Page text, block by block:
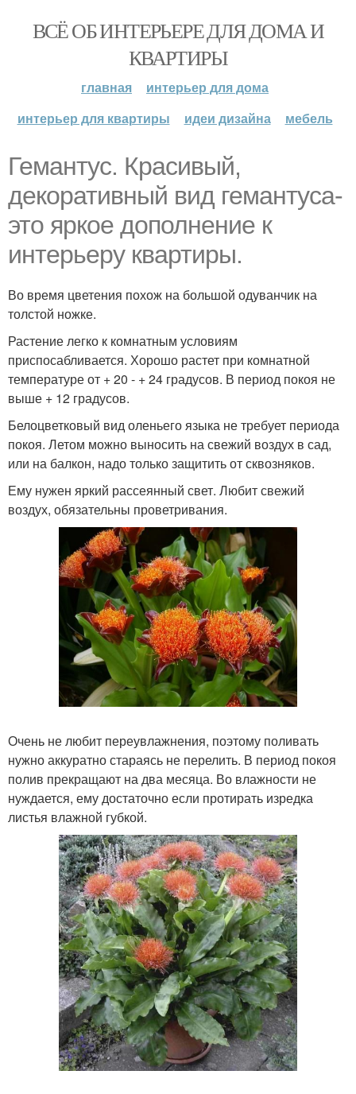
ВСЁ ОБ ИНТЕРЬЕРЕ ДЛЯ ДОМА И
КВАРТИРЫ
главная
интерьер для дома
интерьер для квартиры
идеи дизайна мебель
Гемантус. Красивый,
декоративный вид гемантуса-
это яркое дополнение к
интерьеру квартиры.
Во время цветения похож на большой одуванчик на
толстой ножке.
Растение легко к комнатным условиям
приспосабливается. Хорошо растет при комнатной
температуре от + 20 - + 24 градусов. В период покоя не
выше + 12 градусов.
Белоцветковый вид оленьего языка не требует периода
покоя. Летом можно выносить на свежий воздух в сад,
или на балкон, надо только защитить от сквозняков.
Ему нужен яркий рассеянный свет. Любит свежий
воздух, обязательны проветривания.
Очень не любит переувлажнения, поэтому поливать
нужно аккуратно стараясь не перелить. В период покоя
полив прекращают на два месяца. Во влажности не
нуждается, ему достаточно если протирать изредка
листья влажной губкой.